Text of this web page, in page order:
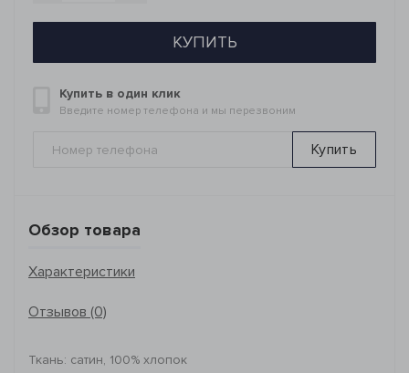
КУПИТЬ
Купить в один клик
Введите номер телефона и мы перезвоним
Купить
Обзор товара
Характеристики
Отзывов (0)
Ткань: сатин, 100% хлопок